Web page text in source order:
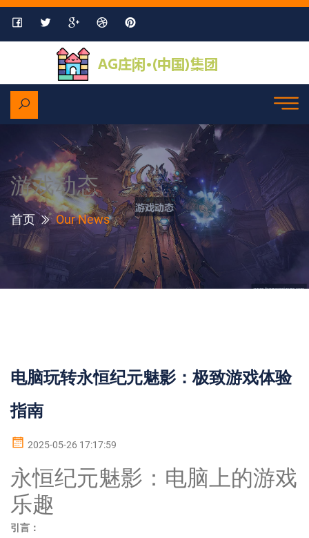
游戏动态
首页 Our News
电脑玩转永恒纪元魅影：极致游戏体验
指南
2025-05-26 17:17:59
永恒纪元魅影：电脑上的游戏
乐趣
引言：